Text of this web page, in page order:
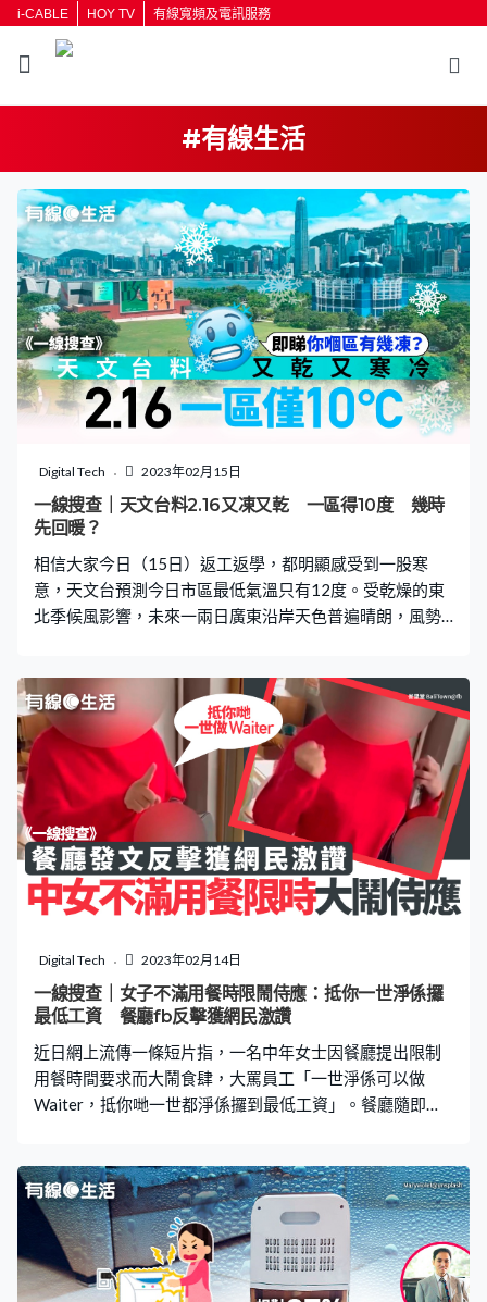
i-CABLE HOY TV 有線寬頻及電訊服務
#有線生活
Digital Tech 2023年02月15日
一線搜查｜天文台料2.16又凍又乾 一區得10度 幾時
先回暖？
相信大家今日（15日）返工返學，都明顯感受到一股寒
意，天文台預測今日市區最低氣溫只有12度。受乾燥的東
北季候風影響，未來一兩日廣東沿岸天色普遍晴朗，風勢
天文台指，受乾燥的東北季候風影響，未來一兩日廣東沿
岸天色普遍晴朗，風勢較大，預料明日氣溫介乎12度至19
度，吹北至東北風4至5級，離岸間中6級，大致天晴及乾
燥，相對濕度介乎50%至70%，早上寒冷。按照天文台自
動分區天氣預報顯示，明日上午7時，新界多區如大埔、上
水，都只有12度，打鼓嶺更加只有10度，大家出門需注意
保暖。 【推薦閱讀】台灣自由行必知9條Q&A 港人入境
要針卡、PCR？需要戴口罩？珍珠奶茶膠杯拜拜？韓國入
境2023｜香港航班1.10起 只能用仁川機場入境 暫停轉
JW萬豪／君悅／美高梅／百老匯／萊斯 鄰近大三巴＋無
敵海景 即睇2月16日早上7時各區氣溫： 打鼓嶺：10度 上
水：12度 流浮山：12度 石崗：12度 大埔：12度 屯門：
Digital Tech 2023年02月14日
一線搜查｜女子不滿用餐時限鬧侍應：抵你一世淨係攞
最低工資 餐廳fb反擊獲網民激讚
近日網上流傳一條短片指，一名中年女士因餐廳提出限制
用餐時間要求而大鬧食肆，大罵員工「一世淨係可以做
Waiter，抵你哋一世都淨係攞到最低工資」。餐廳隨即於
台以「欺凌和橫蠻霸道的本質是歧視 請停止歧視餐飲從業
員」為題，公開事件片段。帖文指，上周五中午，餐廳開
門營業不久便有中年女士內進，他們一行5人用餐。 餐廳
稱，由於臨近午餐繁忙時間，侍應見客人未到齊，便向女
士提醒餐廳有限時用餐規定，入座起計80分鐘，中年女士